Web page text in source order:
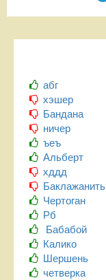
абг
хэшер
Бандана
ничер
ъеъ
Альберт
хддд
Баклажанить
Чертоган
Рб
Бабабой
Калико
Шершень
четверка